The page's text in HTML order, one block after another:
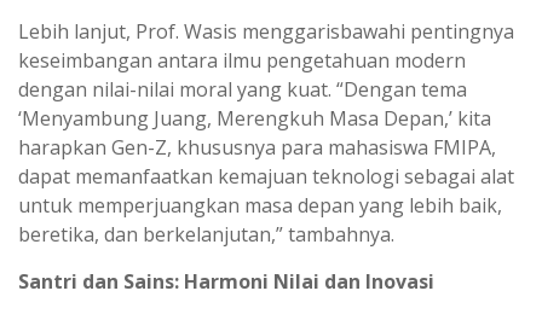
Lebih lanjut, Prof. Wasis menggarisbawahi pentingnya
keseimbangan antara ilmu pengetahuan modern
dengan nilai-nilai moral yang kuat. “Dengan tema
‘Menyambung Juang, Merengkuh Masa Depan,’ kita
harapkan Gen-Z, khususnya para mahasiswa FMIPA,
dapat memanfaatkan kemajuan teknologi sebagai alat
untuk memperjuangkan masa depan yang lebih baik,
beretika, dan berkelanjutan,” tambahnya.
Santri dan Sains: Harmoni Nilai dan Inovasi